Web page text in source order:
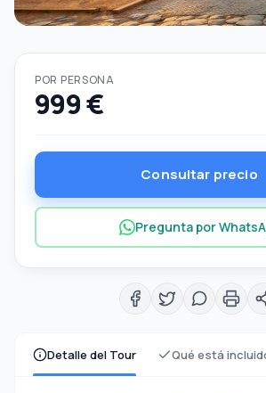
Detalle del Tour Qué está
POR PERSONA
999 €
Consultar precio
Pregunta por